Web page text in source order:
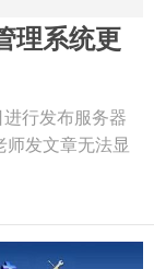
理系统更
行发布服务器
发文章无法显